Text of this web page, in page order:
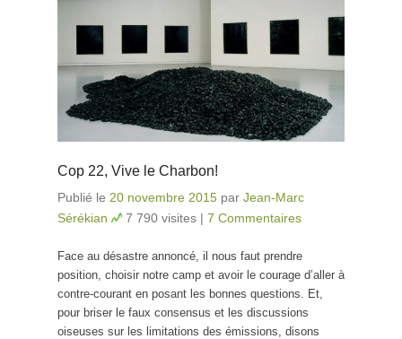
Cop 22, Vive le Charbon!
Publié le 20 novembre 2015 par Jean-Marc
Sérékian
7 790 visites | 7 Commentaires
Face au désastre annoncé, il nous faut prendre
position, choisir notre camp et avoir le courage d’aller à
contre-courant en posant les bonnes questions. Et,
pour briser le faux consensus et les discussions
oiseuses sur les limitations des émissions, disons